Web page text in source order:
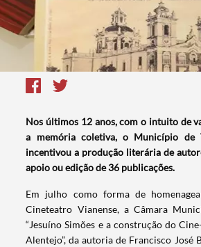
Nos últimos 12 anos, com o intuito de
a memória coletiva, o Município de
incentivou a produção literária de
apoio ou edição de 36 publicações.
Em julho como forma de
Cineteatro Vianense, a Câmara
“Jesuíno Simões e a construção do
Alentejo”, da autoria de Francisco José